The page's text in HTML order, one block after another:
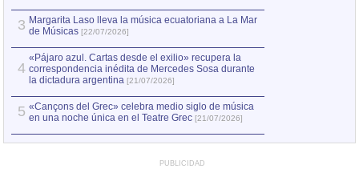
3 Margarita Laso lleva la música ecuatoriana a La Mar
de Músicas [22/07/2026]
4
«Pájaro azul. Cartas desde el exilio» recupera la
correspondencia inédita de Mercedes Sosa durante
la dictadura argentina [21/07/2026]
5 «Cançons del Grec» celebra medio siglo de música
en una noche única en el Teatre Grec [21/07/2026]
PUBLICIDAD